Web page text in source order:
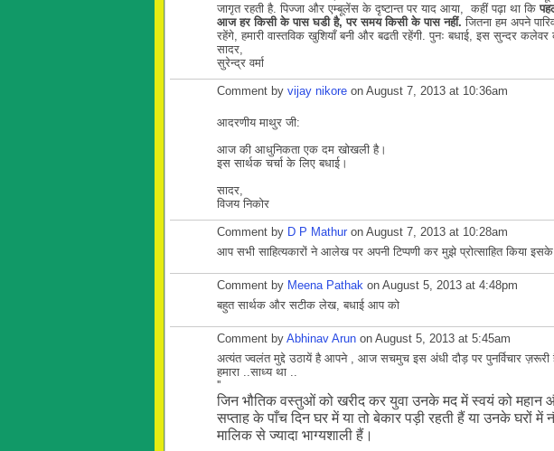
जागृत रहती है. पिज्जा और एम्बूलेंस के दृष्टान्त पर याद आया, कहीं पढ़ा था कि
आज हर किसी के पास घडी है, पर समय किसी के पास नहीं. जितना हम अपने
रहेंगे, हमारी वास्तविक खुशियाँ बनी और बढती रहेंगी. पुनः बधाई, इस सुन्दर कलेवर
सादर,
सुरेन्द्र वर्मा
Comment by vijay nikore on August 7, 2013 at 10:36am
आदरणीय माथुर जी:
आज की आधुनिकता एक दम खोखली है।
इस सार्थक चर्चा के लिए बधाई।
सादर,
विजय निकोर
Comment by D P Mathur on August 7, 2013 at 10:28am
आप सभी साहित्यकारों ने आलेख पर अपनी टिप्पणी कर मुझे प्रोत्साहित किया
Comment by Meena Pathak on August 5, 2013 at 4:48pm
बहुत सार्थक और सटीक लेख, बधाई आप को
Comment by Abhinav Arun on August 5, 2013 at 5:45am
अत्यंत ज्वलंत मुद्दे उठायें है आपने , आज सचमुच इस अंधी दौड़ पर पुनर्विचार ज़रूरी
हमारा ..साध्य था ..
''
जिन भौतिक वस्तुओं को खरीद कर युवा उनके मद में स्वयं को
सप्ताह के पाँच दिन घर में या तो बेकार पड़ी रहती हैं या उनके घरों
मालिक से ज्यादा भाग्यशाली हैं।